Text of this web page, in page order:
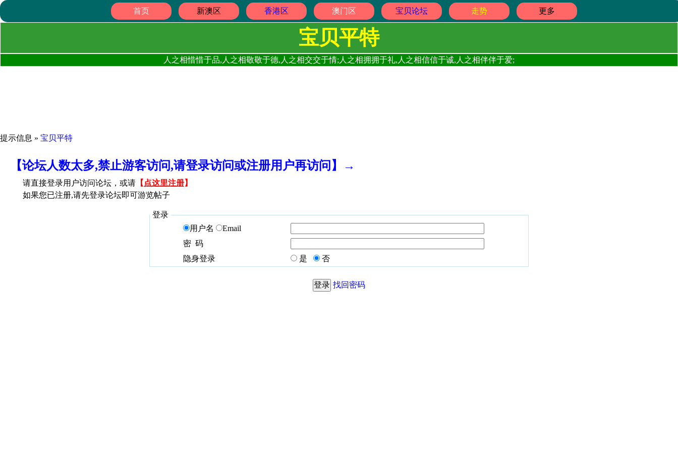
首页 新澳区 香港区 澳门区 宝贝论坛 走势 更多
宝贝平特
人之相惜惜于品,人之相敬敬于德,人之相交交于情;人之相拥拥于礼,人之相信信于诚,人之相伴伴于爱;
提示信息 » 宝贝平特
【论坛人数太多,禁止游客访问,请登录访问或注册用户再访问】→
请直接登录用户访问论坛，或请 【 点这里注册】
如果您已注册,请先登录论坛即可游览帖子
登录
用户名
Email
密 码
隐身登录
是 否
找回密码